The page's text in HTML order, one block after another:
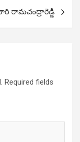
రామచంద్రారెడ్డి
Required fields